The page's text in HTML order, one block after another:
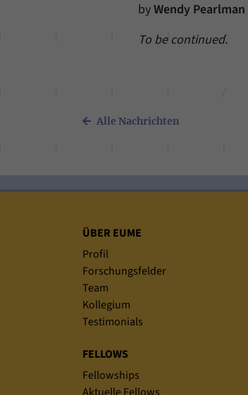
byWendy Pearlman
To be continued.
Alle Nachrichten
Sitemap
ÜBER EUME
Profil
Forschungsfelder
Team
Kollegium
Testimonials
FELLOWS
Fellowships